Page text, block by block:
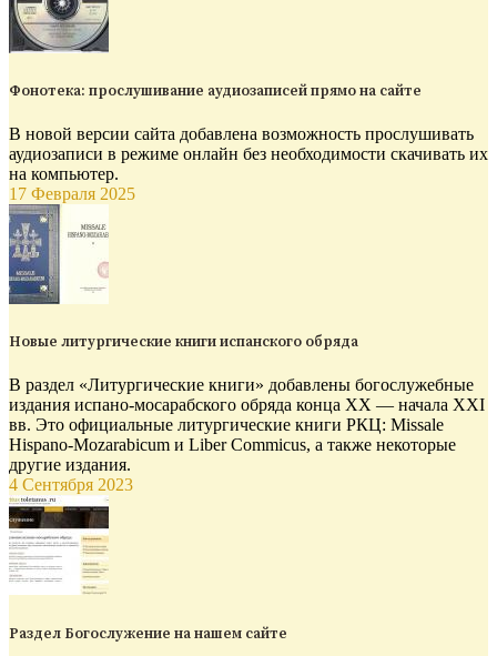
Фонотека: прослушивание аудиозаписей прямо на сайте
В новой версии сайта добавлена возможность прослушивать
аудиозаписи в режиме онлайн без необходимости скачивать их
на компьютер.
17 Февраля 2025
Новые литургические книги испанского обряда
В раздел «Литургические книги» добавлены богослужебные
издания испано-мосарабского обряда конца XX — начала XXI
вв. Это официальные литургические книги РКЦ: Missale
Hispano-Mozarabicum и Liber Commicus, а также некоторые
другие издания.
4 Сентября 2023
Раздел Богослужение на нашем сайте